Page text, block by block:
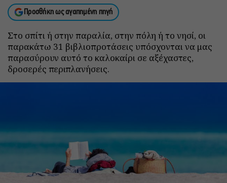
Προσθήκη ως αγαπημένη πηγή
Στο σπίτι ή στην παραλία, στην πόλη ή το νησί, οι
παρακάτω 31 βιβλιοπροτάσεις υπόσχονται να μας
παρασύρουν αυτό το καλοκαίρι σε αξέχαστες,
δροσερές περιπλανήσεις.